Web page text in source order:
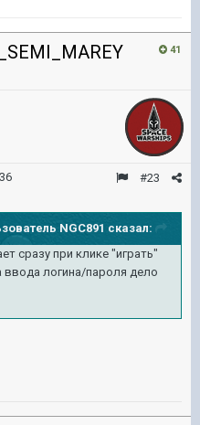
41
#23
NGC891 сказал:
сразу при клике "играть"
ввода логина/пароля дело